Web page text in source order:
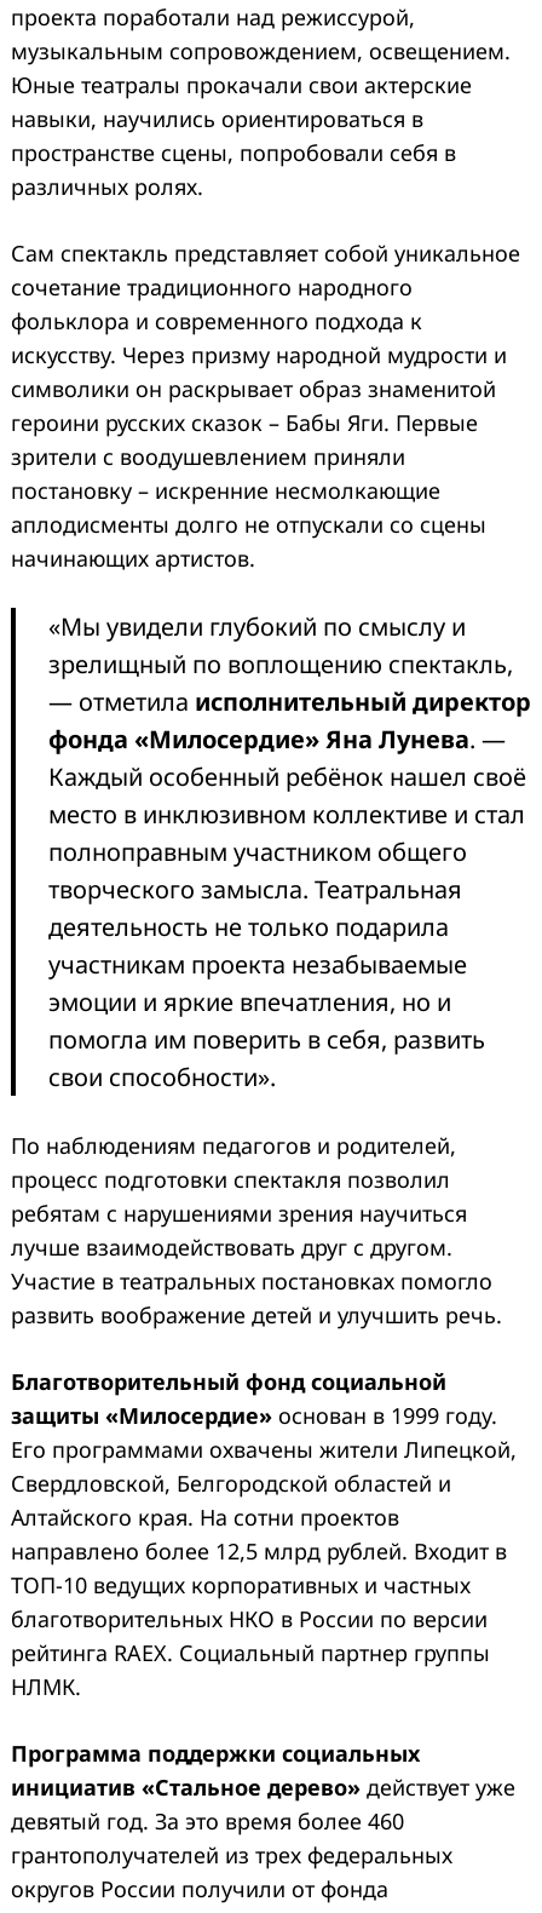
проекта поработали над режиссурой,
музыкальным сопровождением, освещением.
Юные театралы прокачали свои актерские
навыки, научились ориентироваться в
пространстве сцены, попробовали себя в
различных ролях.
Сам спектакль представляет собой уникальное
сочетание традиционного народного
фольклора и современного подхода к
искусству. Через призму народной мудрости и
символики он раскрывает образ знаменитой
героини русских сказок – Бабы Яги. Первые
зрители с воодушевлением приняли
постановку – искренние несмолкающие
аплодисменты долго не отпускали со сцены
начинающих артистов.
«Мы увидели глубокий по смыслу и
зрелищный по воплощению спектакль,
— отметила исполнительный директор
фонда «Милосердие» Яна Лунева. —
Каждый особенный ребёнок нашел своё
место в инклюзивном коллективе и стал
полноправным участником общего
творческого замысла. Театральная
деятельность не только подарила
участникам проекта незабываемые
эмоции и яркие впечатления, но и
помогла им поверить в себя, развить
свои способности».
По наблюдениям педагогов и родителей,
процесс подготовки спектакля позволил
ребятам с нарушениями зрения научиться
лучше взаимодействовать друг с другом.
Участие в театральных постановках помогло
развить воображение детей и улучшить речь.
Благотворительный фонд социальной
защиты «Милосердие» основан в 1999 году.
Его программами охвачены жители Липецкой,
Свердловской, Белгородской областей и
Алтайского края. На сотни проектов
направлено более 12,5 млрд рублей. Входит в
ТОП-10 ведущих корпоративных и частных
благотворительных НКО в России по версии
рейтинга RAEX. Социальный партнер группы
НЛМК.
Программа поддержки социальных
инициатив «Стальное дерево» действует уже
девятый год. За это время более 460
грантополучателей из трех федеральных
округов России получили от фонда